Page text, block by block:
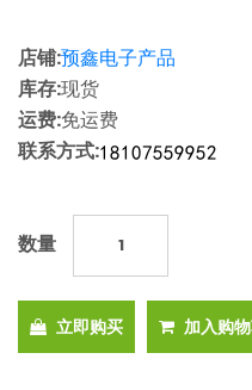
店铺:预鑫电子产品
库存:现货
运费:免运费
联系方式:
数量
立即购买 加入购